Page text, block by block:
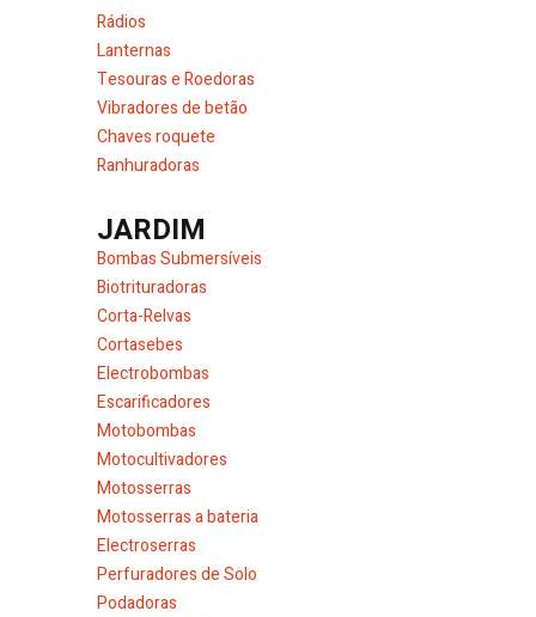
Rádios
Lanternas
Tesouras e Roedoras
Vibradores de betão
Chaves roquete
Ranhuradoras
JARDIM
Bombas Submersíveis
Biotrituradoras
Corta-Relvas
Cortasebes
Electrobombas
Escarificadores
Motobombas
Motocultivadores
Motosserras
Motosserras a bateria
Electroserras
Perfuradores de Solo
Podadoras